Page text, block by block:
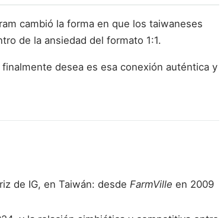
cambió la forma en que los taiwaneses
de la ansiedad del formato 1:1.
desea es esa conexión auténtica y
de IG, en Taiwán: desde FarmVille en 2009